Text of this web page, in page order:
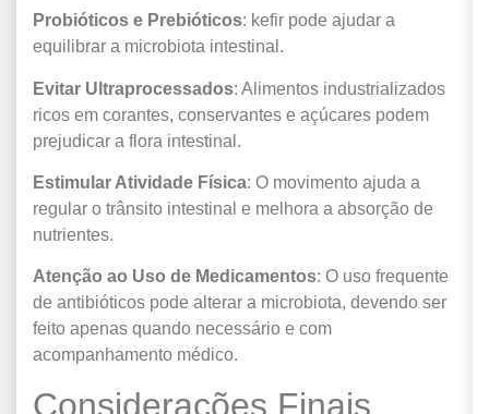
Probióticos e Prebióticos: kefir pode ajudar a
equilibrar a microbiota intestinal.
Evitar Ultraprocessados: Alimentos industrializados
ricos em corantes, conservantes e açúcares podem
prejudicar a flora intestinal.
Estimular Atividade Física: O movimento ajuda a
regular o trânsito intestinal e melhora a absorção de
nutrientes.
Atenção ao Uso de Medicamentos: O uso frequente
de antibióticos pode alterar a microbiota, devendo ser
feito apenas quando necessário e com
acompanhamento médico.
Considerações Finais